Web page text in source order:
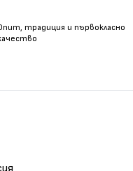
традиция и първокласно